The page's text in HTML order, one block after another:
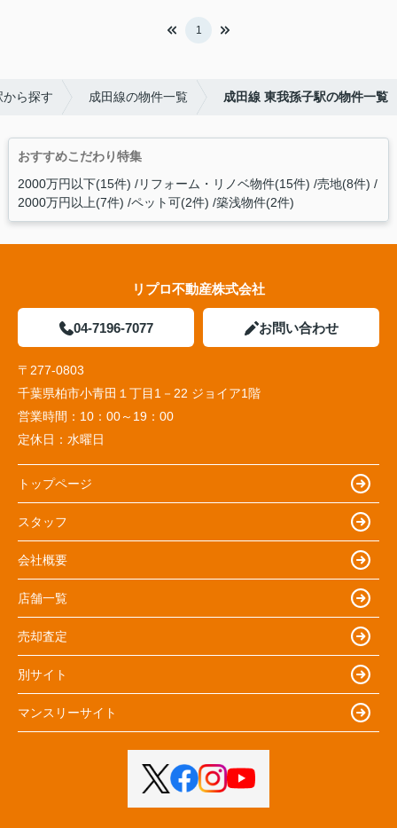
1
ら探す 成田線の物件一覧 成田線 東我孫子駅の物件一覧
おすすめこだわり特集
2000万円以下(15件) リフォーム・リノベ物件(15件) 売地(8件)
2000万円以上(7件) ペット可(2件) 築浅物件(2件)
リプロ不動産株式会社
04-7196-7077 お問い合わせ
〒277-0803
千葉県柏市小青田１丁目1－22 ジョイア1階
営業時間： 10：00～19：00
定休日： 水曜日
トップページ
スタッフ
会社概要
店舗一覧
売却査定
別サイト
マンスリーサイト